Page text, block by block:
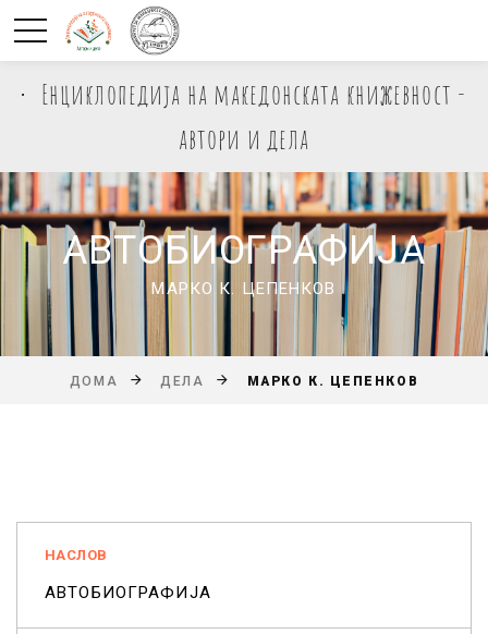
Енциклопедија на македонската книжевност -
автори и дела
АВТОБИОГРАФИЈА
МАРКО К. ЦЕПЕНКОВ
ДОМА ДЕЛА МАРКО К. ЦЕПЕНКОВ
НАСЛОВ
АВТОБИОГРАФИЈА